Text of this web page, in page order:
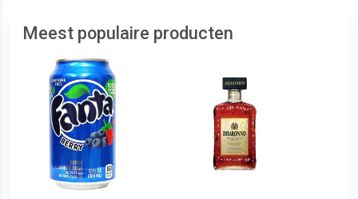
Meest populaire producten